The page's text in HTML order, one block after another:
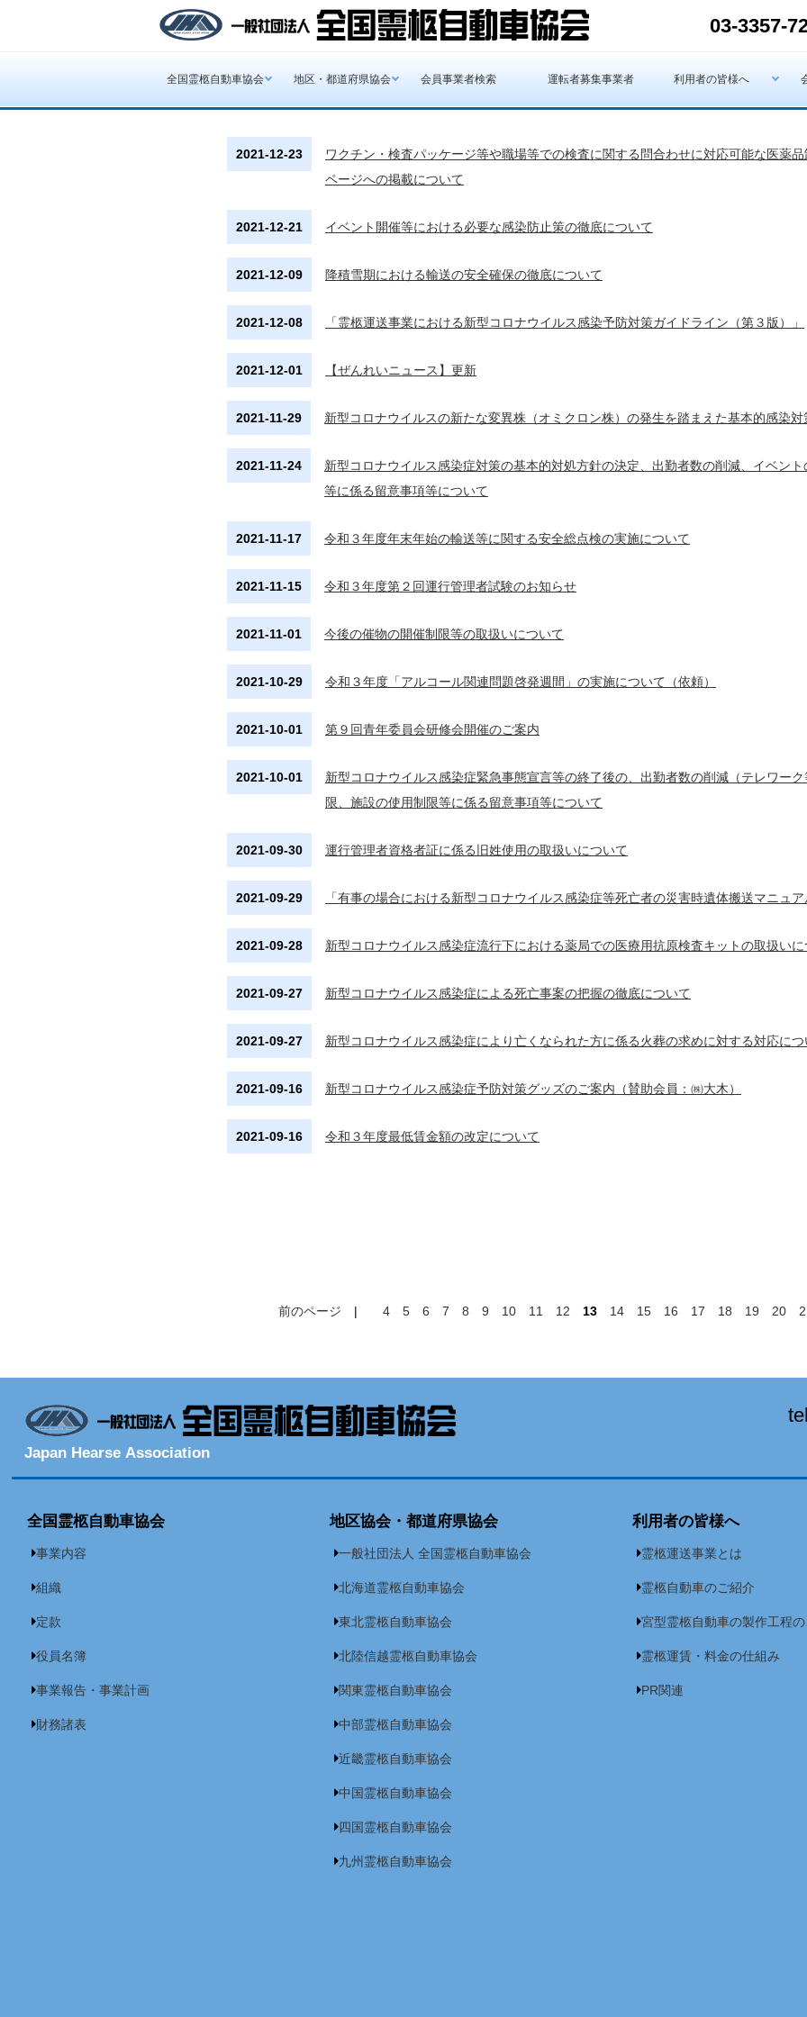
03-3357-
全国霊柩自動車協会 地区・都道府県協会 会員事業者検索 運転者募集事業者 利用者の皆様へ
2021-12-23
ワクチン・検査パッケージ等や職場等での検査に関する問合わせに対応可能な医薬
ページへの掲載について
2021-12-21 イベント開催等における必要な感染防止策の徹底について
2021-12-09 降積雪期における輸送の安全確保の徹底について
2021-12-08 「霊柩運送事業における新型コロナウイルス感染予防対策ガイドライン（第３版）」
2021-12-01 【ぜんれいニュース】更新
2021-11-29 新型コロナウイルスの新たな変異株（オミクロン株）の発生を踏まえた基本的感染
2021-11-24
新型コロナウイルス感染症対策の基本的対処方針の決定、出勤者数の削減、イベン
等に係る留意事項等について
2021-11-17 令和３年度年末年始の輸送等に関する安全総点検の実施について
2021-11-15 令和３年度第２回運行管理者試験のお知らせ
2021-11-01 今後の催物の開催制限等の取扱いについて
2021-10-29 令和３年度「アルコール関連問題啓発週間」の実施について（依頼）
2021-10-01 第９回青年委員会研修会開催のご案内
2021-10-01
新型コロナウイルス感染症緊急事態宣言等の終了後の、出勤者数の削減（テレワー
限、施設の使用制限等に係る留意事項等について
2021-09-30 運行管理者資格者証に係る旧姓使用の取扱いについて
2021-09-29 「有事の場合における新型コロナウイルス感染症等死亡者の災害時遺体搬送マニュア
2021-09-28 新型コロナウイルス感染症流行下における薬局での医療用抗原検査キットの取扱いに
2021-09-27 新型コロナウイルス感染症による死亡事案の把握の徹底について
2021-09-27 新型コロナウイルス感染症により亡くなられた方に係る火葬の求めに対する対応につ
2021-09-16 新型コロナウイルス感染症予防対策グッズのご案内（賛助会員：㈱大木）
2021-09-16 令和３年度最低賃金額の改定について
前のページ | 4 5 6 7 8 9 10 11 12 13 14 15 16 17 18 19 20
Japan Hearse Association
全国霊柩自動車協会
事業内容
組織
定款
役員名簿
事業報告・事業計画
財務諸表
地区協会・都道府県協会
一般社団法人 全国霊柩自動車協会
北海道霊柩自動車協会
東北霊柩自動車協会
北陸信越霊柩自動車協会
関東霊柩自動車協会
中部霊柩自動車協会
近畿霊柩自動車協会
中国霊柩自動車協会
四国霊柩自動車協会
九州霊柩自動車協会
利用者の皆様へ
霊柩運送事業とは
霊柩自動車のご紹介
宮型霊柩自動車の製作工程
霊柩運賃・料金の仕組み
PR関連